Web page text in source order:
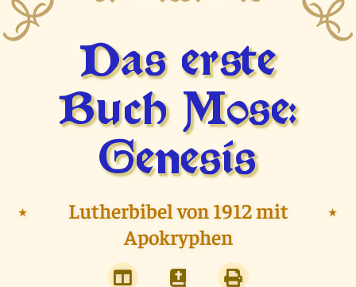
Das erste
Buch Mose:
Genesis
⭑
Lutherbibel von 1912 mit
Apokryphen
⭑